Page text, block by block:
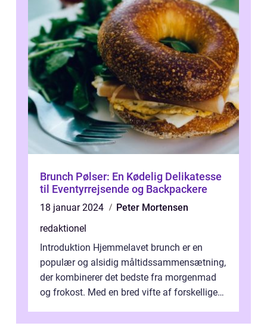
Brunch Pølser: En Kødelig Delikatesse
til Eventyrrejsende og Backpackere
18 januar 2024
Peter Mortensen
redaktionel
Introduktion Hjemmelavet brunch er en
populær og alsidig måltidssammensætning,
der kombinerer det bedste fra morgenmad
og frokost. Med en bred vifte af forskellige